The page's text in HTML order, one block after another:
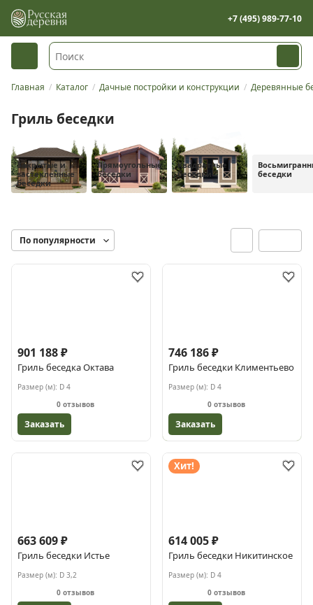
+7 (495) 989-77-10
Главная Каталог Дачные постройки и конструкции Деревянные
Гриль беседки
Закрытые и
застекленные
беседки
Прямоугольные
беседки
Квадратные
беседки
беседки
901 188 ₽
Гриль беседка Октава
Размер (м): D 4
0 отзывов
Заказать
746 186 ₽
Гриль беседки Климентьево
Размер (м): D 4
0 отзывов
Заказать
663 609 ₽
Гриль беседки Истье
Размер (м): D 3,2
0 отзывов
Хит!
614 005 ₽
Гриль беседки Никитинское
Размер (м): D 4
0 отзывов